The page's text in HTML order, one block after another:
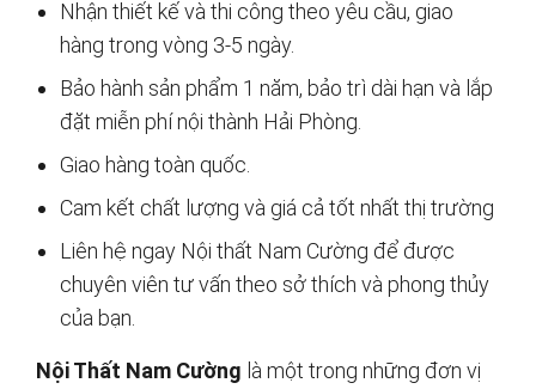
Nhận thiết kế và thi công theo yêu cầu, giao
hàng trong vòng 3-5 ngày.
Bảo hành sản phẩm 1 năm, bảo trì dài hạn và lắp
đặt miễn phí nội thành Hải Phòng.
Giao hàng toàn quốc.
Cam kết chất lượng và giá cả tốt nhất thị trường
Liên hệ ngay Nội thất Nam Cường để được
chuyên viên tư vấn theo sở thích và phong thủy
của bạn.
Nội Thất Nam Cường là một trong những đơn vị